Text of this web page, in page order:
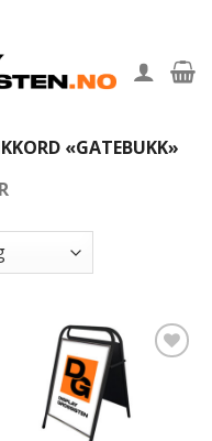
«GATEBUKK»